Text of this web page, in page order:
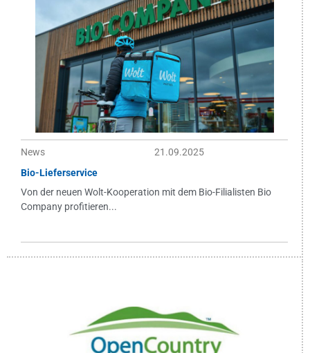
News
21.09.2025
Bio-Lieferservice
Von der neuen Wolt-Kooperation mit dem Bio-Filialisten Bio
Company profitieren...